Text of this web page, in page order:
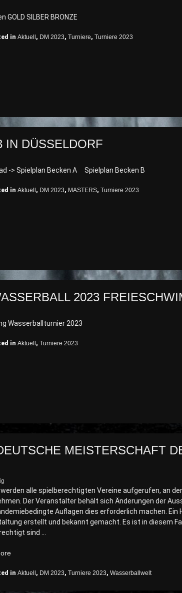
GOLD SILBER BRONZE
in Aktuell, DM 2023, Turniere, Turniere 2023
IN DÜSSELDORF
-> Spielplan Becken A Spielplan Becken B
in Aktuell, DM 2023, MASTERS, Turniere 2023
2023
Wasserballturnier 2023
in Aktuell, Turniere 2023
MEISTERSCHAFT
alle spielberechtigten Vereine aufgerufen, an
Der Veranstalter behält sich Änderungen der
Auflagen dies erforderlich machen.
erstellt und bekannt gemacht. Es ist in diesem
sind …
„Ausschreibung
Deutsche
in Aktuell, DM 2023, Turniere 2023, Wasserballwelt